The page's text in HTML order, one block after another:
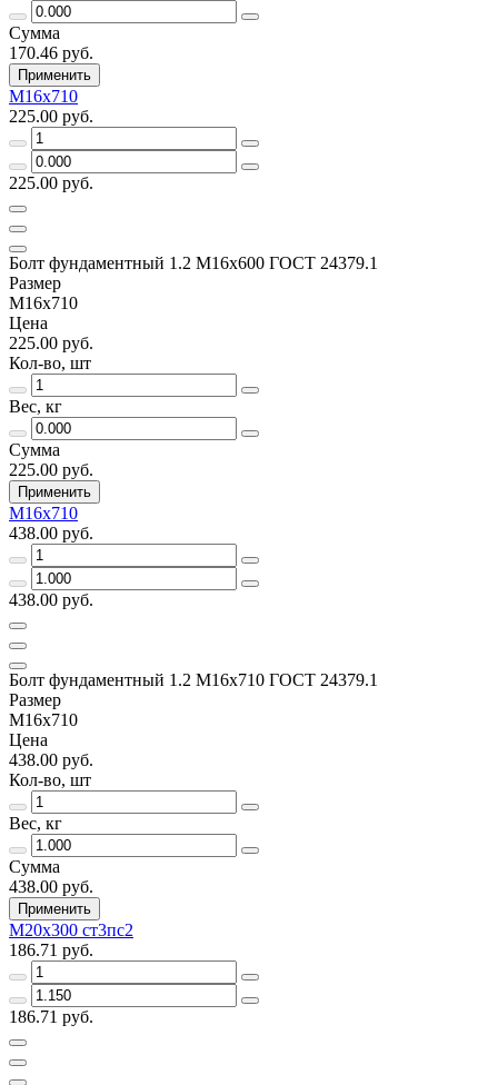
Сумма
170.46 руб.
Применить
М16х710
225.00 руб.
225.00 руб.
Болт фундаментный 1.2 М16х600 ГОСТ 24379.1
Размер
М16х710
Цена
225.00 руб.
Кол-во, шт
Вес, кг
Сумма
225.00 руб.
Применить
М16х710
438.00 руб.
438.00 руб.
Болт фундаментный 1.2 М16х710 ГОСТ 24379.1
Размер
М16х710
Цена
438.00 руб.
Кол-во, шт
Вес, кг
Сумма
438.00 руб.
Применить
М20х300 ст3пс2
186.71 руб.
186.71 руб.